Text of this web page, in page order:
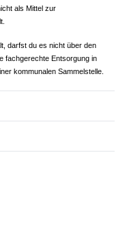
als Mittel zur
darfst du es nicht über den
fachgerechte Entsorgung in
kommunalen Sammelstelle.